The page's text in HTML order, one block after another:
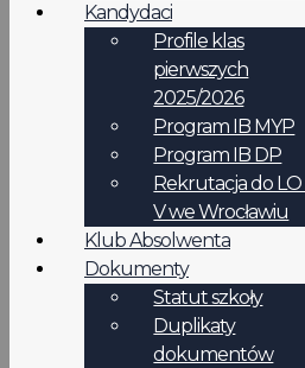
Dokumenty
STATUT LO nr V we
Standardy Ochrony
Regulaminy
IB-DP
Podanie - wzór
Duplikaty dokumentów
RODO
Uczniowie
Samorząd
Rozkład
IB-DP -
Podręczniki
Psycholog i
Kandydaci
Profile klas
pierwszych
2025/2026
Program IB MYP
Program IB DP
Rekrutacja do
V we Wrocławiu
Klub Absolwenta
Dokumenty
Statut szkoły
Duplikaty
dokumentów